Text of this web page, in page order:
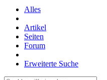
Alles
Artikel
Seiten
Forum
Erweiterte Suche